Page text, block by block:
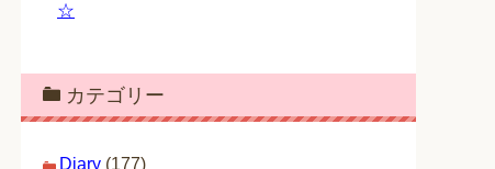
☆
カテゴリー
Diary (177)